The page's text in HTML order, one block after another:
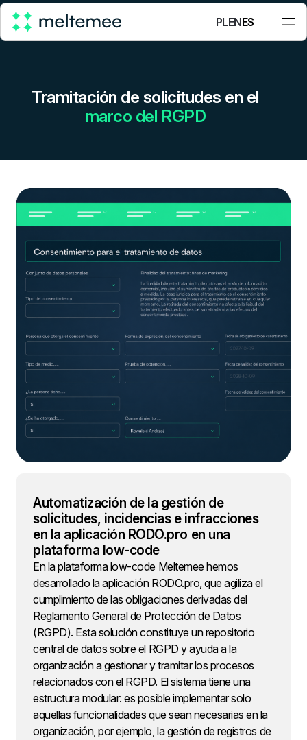
PLENES
Tramitación de solicitudes en el
marco del RGPD
Automatización de la gestión de
solicitudes, incidencias e infracciones
en la aplicación RODO.pro en una
plataforma low-code
En la plataforma low-code Meltemee hemos
desarrollado la aplicación RODO.pro, que agiliza el
cumplimiento de las obligaciones derivadas del
Reglamento General de Protección de Datos
(RGPD). Esta solución constituye un repositorio
central de datos sobre el RGPD y ayuda a la
organización a gestionar y tramitar los procesos
relacionados con el RGPD. El sistema tiene una
estructura modular: es posible implementar solo
aquellas funcionalidades que sean necesarias en la
organización, por ejemplo, la gestión de registros de